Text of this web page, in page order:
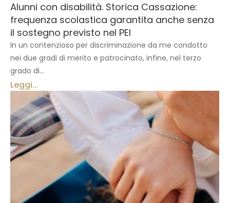
Alunni con disabilità. Storica Cassazione:
frequenza scolastica garantita anche senza
il sostegno previsto nel PEI
In un contenzioso per discriminazione da me condotto
nei due gradi di merito e patrocinato, infine, nel terzo
grado di...
Leggi...